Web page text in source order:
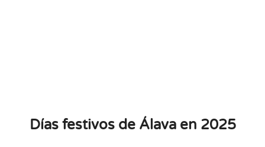
Días festivos de Álava en 2025